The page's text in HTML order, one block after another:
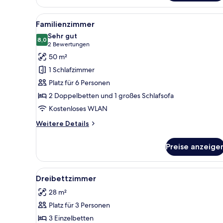
oder
Zweibettzimmer,
Gartenblick
Alle
Fotos
für
Familienzimmer
anzeigen
Eine Treppe mit gemustertem
4
Familienzimmer
8,08,0 von 10
Sehr gut
2 Bewertungen
(2
Bewertungen)
50 m²
1 Schlafzimmer
Platz für 6 Personen
2 Doppelbetten und 1 großes Schlafsofa
Kostenloses WLAN
Weitere Details
Weitere
Preise
Alle
Fotos
für
Dreibettzimmer
anzeigen
Ein Hotelzimmer mit zwei
7
Dreibettzimmer
28 m²
Platz für 3 Personen
3 Einzelbetten